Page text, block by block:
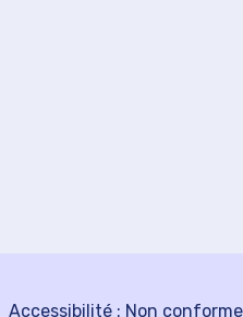
Accessibilité : Non conforme